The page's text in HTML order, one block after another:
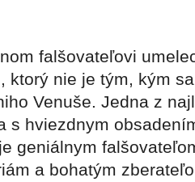
falšovateľovi
ktorý nie je tým, kým
Venuše. Jedna z
s hviezdnym
geniálnym
a bohatým